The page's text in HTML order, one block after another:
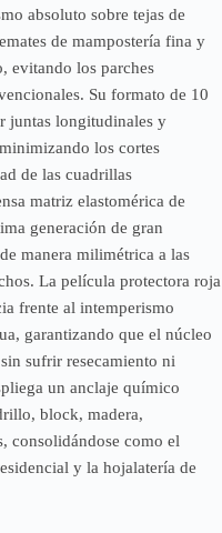
absoluto sobre tejas de
de mampostería fina y
evitando los parches
Su formato de 10
juntas longitudinales y
los cortes
de las cuadrillas
matriz elastomérica de
generación de gran
manera milimétrica a las
La película protectora roja
frente al intemperismo
garantizando que el núcleo
sufrir resecamiento ni
un anclaje químico
block, madera,
consolidándose como el
y la hojalatería de